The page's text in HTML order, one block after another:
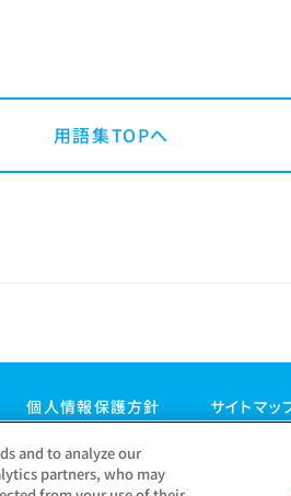
用語集TOPへ
個人情報保護方針 サイトマッ
and to analyze our
partners, who may